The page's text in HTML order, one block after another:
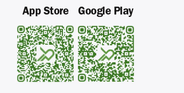
App Store Google Play